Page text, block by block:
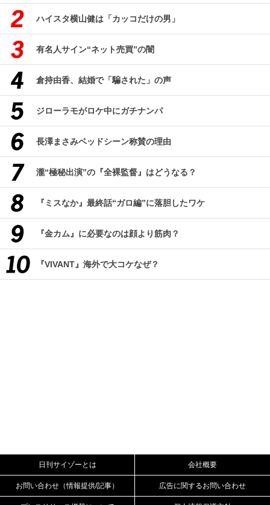
ハイスタ横山健は「カッコだけの男」
有名人サイン“ネット売買”の闇
倉持由香、結婚で「騙された」の声
ジローラモがロケ中にガチナンパ
長澤まさみベッドシーン称賛の理由
瀧“極秘出演”の『全裸監督』はどうなる？
『ミスなか』最終話“ガロ編”に落胆したワケ
『金カム』に必要なのは顔より筋肉？
『VIVANT』海外で大コケなぜ？
日刊サイゾーとは 会社概要
お問い合わせ（情報提供/記事） 広告に関するお問い合わせ